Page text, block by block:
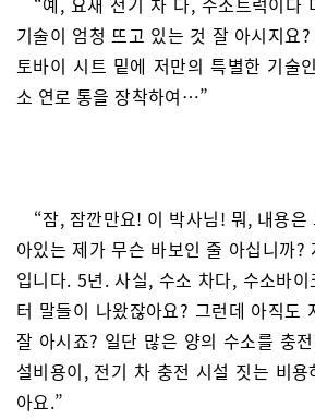
기술이 엄청 뜨고 있는 것 잘 아시지요
토바이 시트 밑에 저만의 특별한 기술
소 연로 통을 장착하여…”
“잠, 잠깐만요! 이 박사님! 뭐, 내용
아있는 제가 무슨 바보인 줄 아십니까?
입니다. 5년. 사실, 수소 차다, 수소바
터 말들이 나왔잖아요? 그런데 아직
잘 아시죠? 일단 많은 양의 수소를 충
설비용이, 전기 차 충전 시설 짓는 비
아요.”